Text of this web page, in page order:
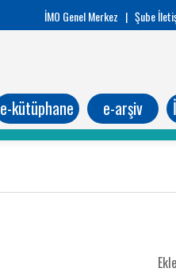
İMO Genel Merkez | Şube
e-kütüphane e-arşiv